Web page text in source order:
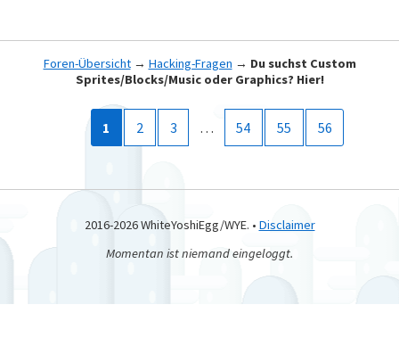
Foren-Übersicht→ Hacking-Fragen → Du suchst Custom
Sprites/Blocks/Music oder Graphics? Hier!
1 2 3 … 54 55 56
2016-2026 WhiteYoshiEgg/WYE. • Disclaimer
Momentan ist niemand eingeloggt.